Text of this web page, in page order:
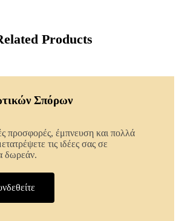
Products
Σπόρων
προσφορές, έμπνευση και πολλά
τις ιδέες σας σε
δωρεάν.